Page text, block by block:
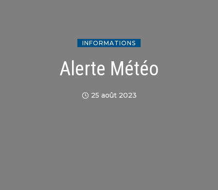
INFORMATIONS
Alerte Météo
25 août 2023